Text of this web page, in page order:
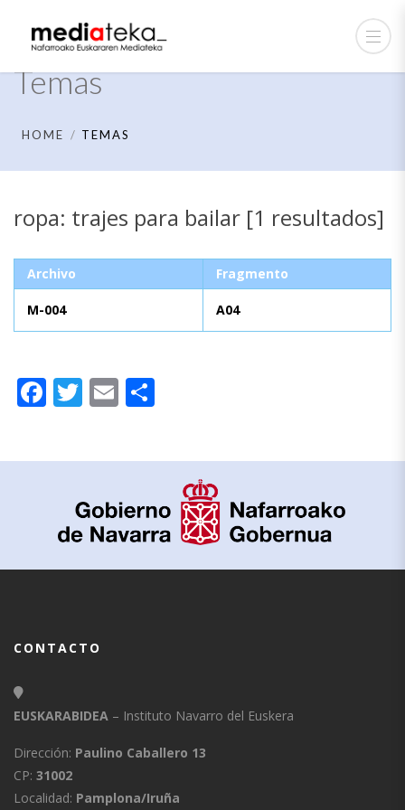
Temas
HOME TEMAS
ropa: trajes para bailar [1 resultados]
Archivo Fragmento
M-004 A04
Facebook
Twitter
Email
CONTACTO
EUSKARABIDEA – Instituto Navarro del Euskera
Dirección: Paulino Caballero 13
CP: 31002
Localidad: Pamplona/Iruña